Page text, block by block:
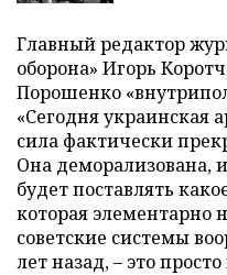
Главный редактор
оборона» Игорь
Порошенко
«Сегодня украинская
сила фактически
Она деморализована,
будет поставлять
которая элементарно
советские системы
лет назад, – это